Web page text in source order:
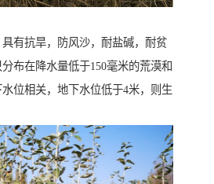
有抗旱，防风沙，耐盐碱，耐贫
布在降水量低于150毫米的荒漠和
位相关，地下水位低于4米，则生